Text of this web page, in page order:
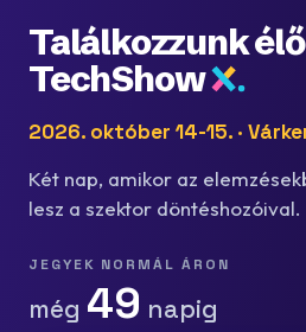
Találkozzunk
TechShow
2026. október 14-15. ·
Két nap, amikor az
lesz a szektor döntéshozóival.
JEGYEK NORMÁL ÁRON
még 49 napig